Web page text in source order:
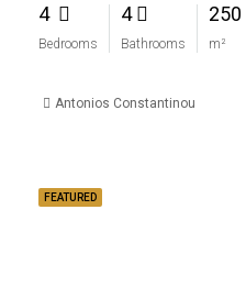
4
Bedrooms
4
Bathrooms
250
m²
Antonios Constantinou
FEATURED